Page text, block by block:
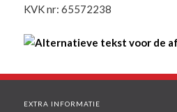
KVK nr: 65572238
EXTRA INFORMATIE